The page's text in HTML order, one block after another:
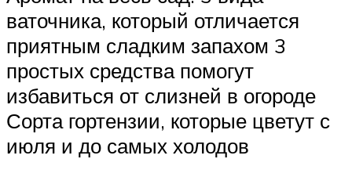
ваточника, который отличается
приятным сладким запахом 3
простых средства помогут
избавиться от слизней в огороде
Сорта гортензии, которые цветут с
июля и до самых холодов